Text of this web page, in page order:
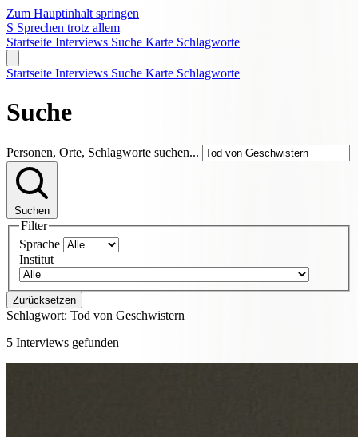
Zum Hauptinhalt springen
S Sprechen trotz allem
Startseite Interviews Suche Karte Schlagworte
Startseite Interviews Suche Karte Schlagworte
Suche
Personen, Orte, Schlagworte suchen...
Suchen
Filter
Sprache
Institut
Zurücksetzen
Schlagwort: Tod von Geschwistern
5 Interviews gefunden